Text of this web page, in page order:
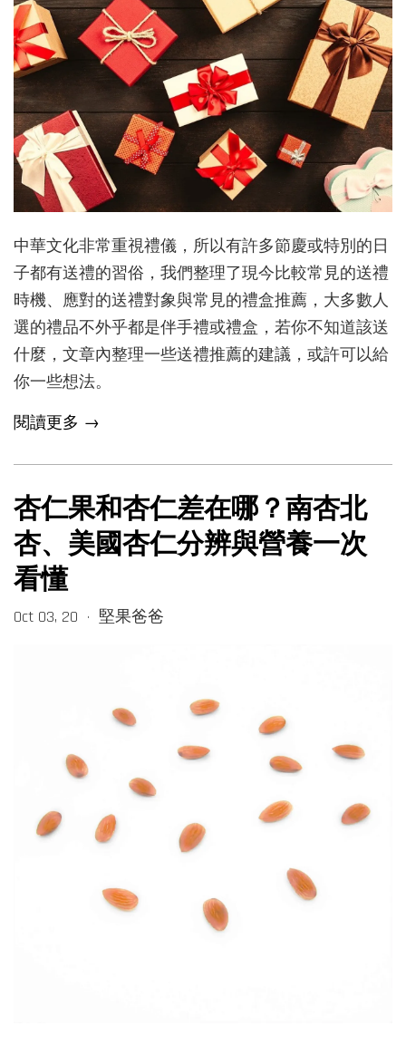
中華文化非常重視禮儀，所以有許多節慶或特別的日
子都有送禮的習俗，我們整理了現今比較常見的送禮
時機、應對的送禮對象與常見的禮盒推薦，大多數人
選的禮品不外乎都是伴手禮或禮盒，若你不知道該送
什麼，文章內整理一些送禮推薦的建議，或許可以給
你一些想法。
閱讀更多 →
杏仁果和杏仁差在哪？南杏北
杏、美國杏仁分辨與營養一次
看懂
Oct 03, 20 • 堅果爸爸